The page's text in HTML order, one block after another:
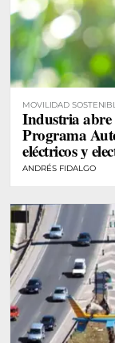
MOVILIDAD
Industria abre
Programa
eléctricos y
ANDRÉS FIDALGO